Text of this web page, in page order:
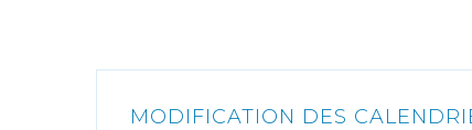
MODIFICATION DES